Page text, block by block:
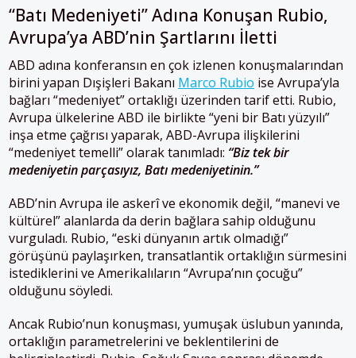
“Batı Medeniyeti” Adına Konuşan Rubio,
Avrupa’ya ABD’nin Şartlarını İletti
ABD adına konferansın en çok izlenen konuşmalarından
birini yapan Dışişleri Bakanı Marco Rubio ise Avrupa’yla
bağları “medeniyet” ortaklığı üzerinden tarif etti. Rubio,
Avrupa ülkelerine ABD ile birlikte “yeni bir Batı yüzyılı”
inşa etme çağrısı yaparak, ABD-Avrupa ilişkilerini
“medeniyet temelli” olarak tanımladı: “Biz tek bir
medeniyetin parçasıyız, Batı medeniyetinin.”
ABD’nin Avrupa ile askerî ve ekonomik değil, “manevi ve
kültürel” alanlarda da derin bağlara sahip olduğunu
vurguladı. Rubio, “eski dünyanın artık olmadığı”
görüşünü paylaşırken, transatlantik ortaklığın sürmesini
istediklerini ve Amerikalıların “Avrupa’nın çocuğu”
olduğunu söyledi.
Ancak Rubio’nun konuşması, yumuşak üslubun yanında,
ortaklığın parametrelerini ve beklentilerini de